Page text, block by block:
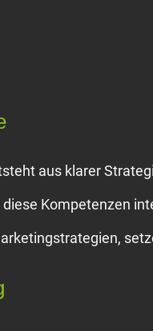
aus klarer
Kompetenzen